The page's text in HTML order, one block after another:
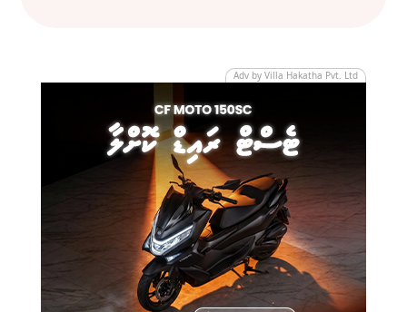
Adv by Villa Hakatha Pvt. Ltd